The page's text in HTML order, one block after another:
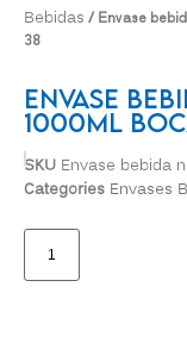
Bebidas / Envase
38
Envase
1000ml
SKU Envase bebida
Categories Envases